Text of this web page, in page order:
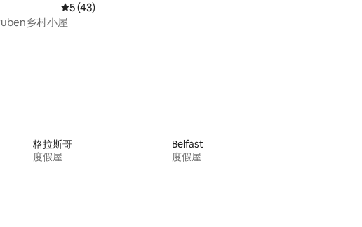
平均评分 5 分（满分 5 分），共 43 条评价
5 (43)
乡村小屋
格拉斯哥
度假屋
Belfast
度假屋